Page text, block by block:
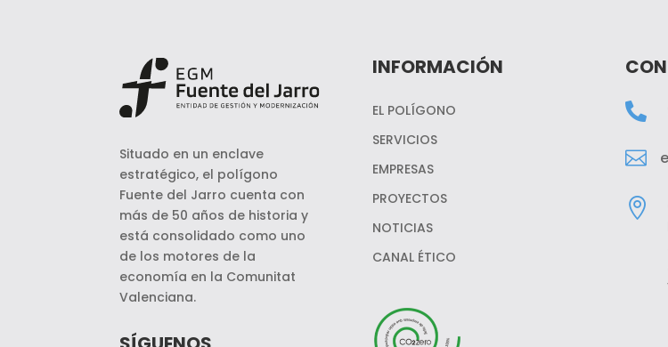
Situado en un enclave
estratégico, el polígono
Fuente del Jarro cuenta con
más de 50 años de historia y
está consolidado como uno
de los motores de la
economía en la Comunitat
Valenciana.
INFORMACIÓN
EL POLÍGONO
SERVICIOS
EMPRESAS
PROYECTOS
NOTICIAS
CANAL ÉTICO


